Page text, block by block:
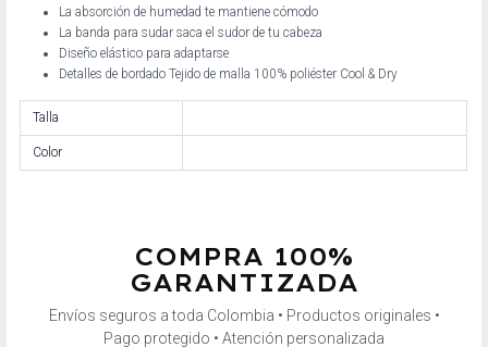
La absorción de humedad te mantiene cómodo
La banda para sudar saca el sudor de tu cabeza
Diseño elástico para adaptarse
Detalles de bordado Tejido de malla 100% poliéster Cool & Dry
Talla
Color
COMPRA 100%
GARANTIZADA
Envíos seguros a toda Colombia • Productos originales •
Pago protegido • Atención personalizada